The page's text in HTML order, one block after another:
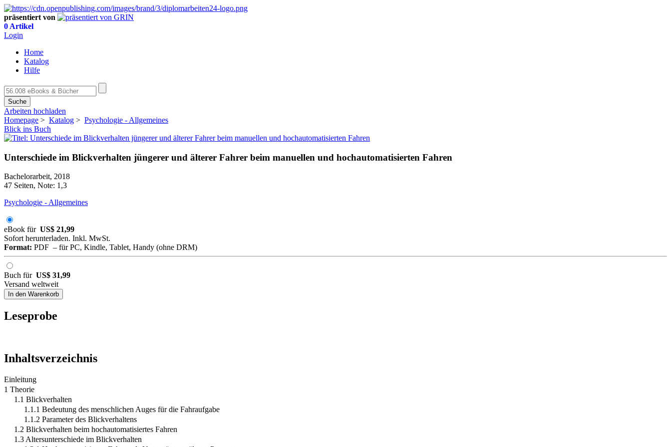
präsentiert von
0 Artikel
Login
Home
Katalog
Hilfe
Suche
Arbeiten hochladen
Homepage > Katalog > Psychologie - Allgemeines
Blick ins Buch
Unterschiede im Blickverhalten jüngerer und älterer Fahrer beim manuellen und hochautomatisierten Fahren
Bachelorarbeit, 2018
47 Seiten, Note: 1,3
Psychologie - Allgemeines
eBook für US$ 21,99
Sofort herunterladen. Inkl. MwSt.
Format: PDF – für PC, Kindle, Tablet, Handy (ohne DRM)
Buch für US$ 31,99
Versand weltweit
In den Warenkorb
Leseprobe
Inhaltsverzeichnis
Einleitung
1 Theorie
1.1 Blickverhalten
1.1.1 Bedeutung des menschlichen Auges für die Fahraufgabe
1.1.2 Parameter des Blickverhaltens
1.2 Blickverhalten beim hochautomatisiertes Fahren
1.3 Altersunterschiede im Blickverhalten